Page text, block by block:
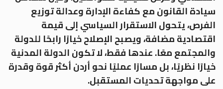
سيادة القانون مع كفاءة الإدارة وعدالة توزيع
الفرص، يتحول الاستقرار السياسي إلى قيمة
اقتصادية مضافة، ويصبح الإصلاح خيارًا رابحًا للدولة
والمجتمع معًا. عندها فقط، لا تكون الدولة المدنية
خيارًا نظريًا، بل مسارًا عمليًا نحو أردن أكثر قوة وقدرة
على مواجهة تحديات المستقبل.